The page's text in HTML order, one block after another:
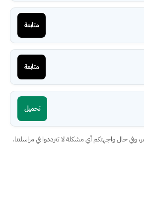
متابعة
متابعة
تحميل
وفي حال واجهتكم أي مشكلة لا تترددوا في مراسلتنا.